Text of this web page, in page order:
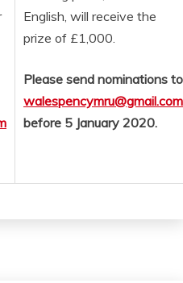
English, will receive the
prize of £1,000.
Please send nominations to
walespencymru@gmail.com
before 5 January 2020.